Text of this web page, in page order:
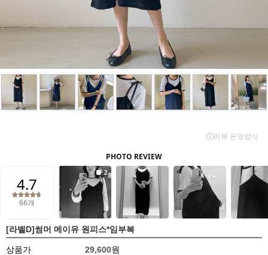
[라벨D]썸머 메이유 원피스*임부복
상품가 29,600원